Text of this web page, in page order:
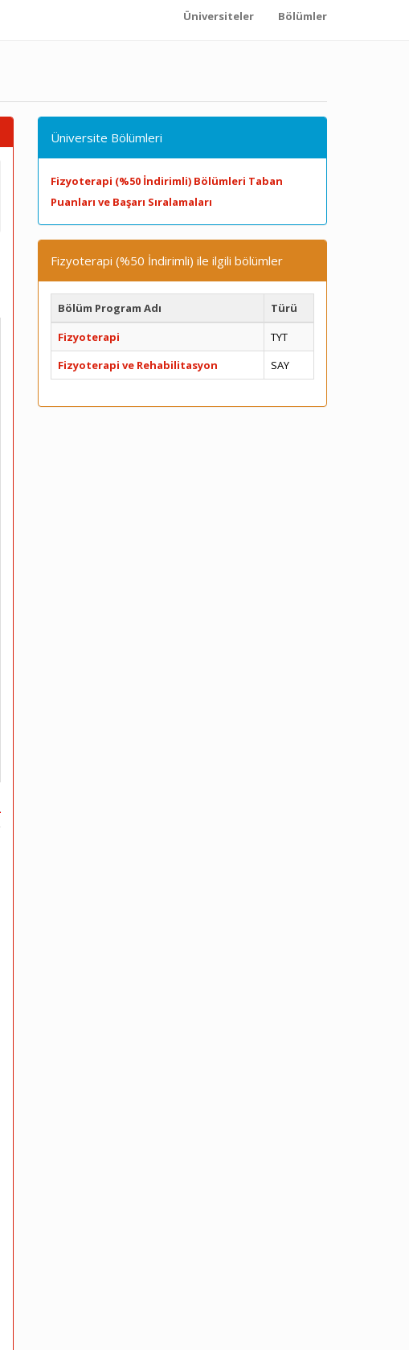
Üniversiteler Bölümler
Üniversite Bölümleri
Fizyoterapi (%50 İndirimli) Bölümleri Taban
Puanları ve Başarı Sıralamaları
Fizyoterapi (%50 İndirimli) ile ilgili bölümler
Bölüm Program Adı
Türü
Fizyoterapi
TYT
Fizyoterapi ve Rehabilitasyon
SAY